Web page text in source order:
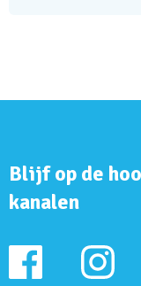
Blijf op de
kanalen